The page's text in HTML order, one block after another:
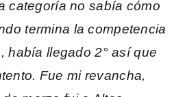
categoría no sabía cómo
termina la competencia
había llegado 2° así que
Fue mi revancha,